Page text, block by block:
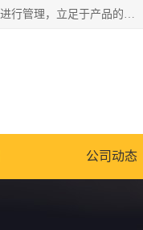
南通科达机床制造有限公司主要生产液压机、冲床、压力机等产品；本公司采用现代化企业的管理方法进行管理，立足于产品的质量管理，以优秀的品质、新颖的设计、合理的价格、完善的服务赢得广大客户的充分信赖和良好的口碑。领导层将运用科学管理方法及长期积累下来的经验和广泛领域吸取来新的技术不断调整产品结构，为市场提供精良的各类机械设备。企业将坚持与国内外各界朋友，真诚合作，共创辉煌。
公司动态